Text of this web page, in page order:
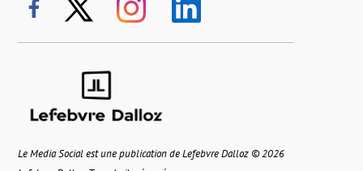
Le Media Social est une publication de Lefebvre Dalloz © 2026